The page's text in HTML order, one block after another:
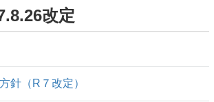
改定
針（R７改定）